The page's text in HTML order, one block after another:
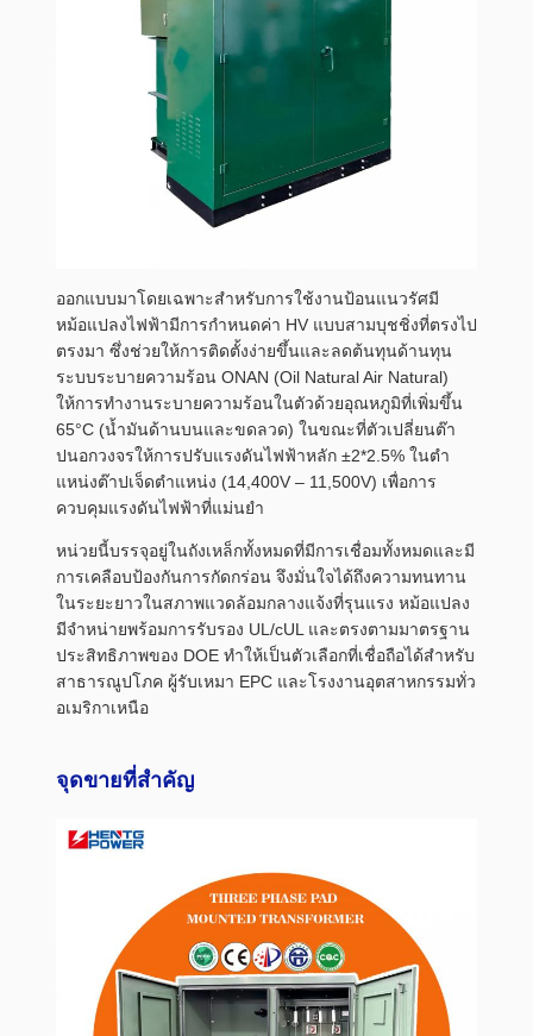
ออกแบบมาโดยเฉพาะสำหรับการใช้งานป้อนแนวรัศมี
หม้อแปลงไฟฟ้ามีการกำหนดค่า HV แบบสามบุชชิ่งที่ตรงไป
ตรงมา ซึ่งช่วยให้การติดตั้งง่ายขึ้นและลดต้นทุนด้านทุน
ระบบระบายความร้อน ONAN (Oil Natural Air Natural)
ให้การทำงานระบายความร้อนในตัวด้วยอุณหภูมิที่เพิ่มขึ้น
65°C (น้ำมันด้านบนและขดลวด) ในขณะที่ตัวเปลี่ยนต๊า
ปนอกวงจรให้การปรับแรงดันไฟฟ้าหลัก ±2*2.5% ในตำ
แหน่งต๊าปเจ็ดตำแหน่ง (14,400V – 11,500V) เพื่อการ
ควบคุมแรงดันไฟฟ้าที่แม่นยำ
หน่วยนี้บรรจุอยู่ในถังเหล็กทั้งหมดที่มีการเชื่อมทั้งหมดและมี
การเคลือบป้องกันการกัดกร่อน จึงมั่นใจได้ถึงความทนทาน
ในระยะยาวในสภาพแวดล้อมกลางแจ้งที่รุนแรง หม้อแปลง
มีจำหน่ายพร้อมการรับรอง UL/cUL และตรงตามมาตรฐาน
ประสิทธิภาพของ DOE ทำให้เป็นตัวเลือกที่เชื่อถือได้สำหรับ
สาธารณูปโภค ผู้รับเหมา EPC และโรงงานอุตสาหกรรมทั่ว
อเมริกาเหนือ
จุดขายที่สำคัญ